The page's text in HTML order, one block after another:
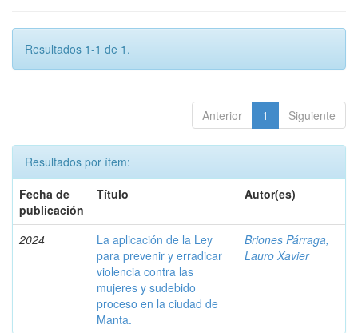
Resultados 1-1 de 1.
Anterior 1 Siguiente
Resultados por ítem:
Fecha de
publicación
Título Autor(es)
2024
La aplicación de la Ley
para prevenir y erradicar
violencia contra las
mujeres y sudebido
proceso en la ciudad de
Manta.
Briones Párraga,
Lauro Xavier